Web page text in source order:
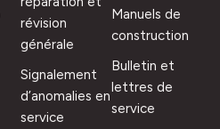
révision
générale
Signalement
d’anomalies en
service
Manuels de
construction
Bulletin et
lettres de
service